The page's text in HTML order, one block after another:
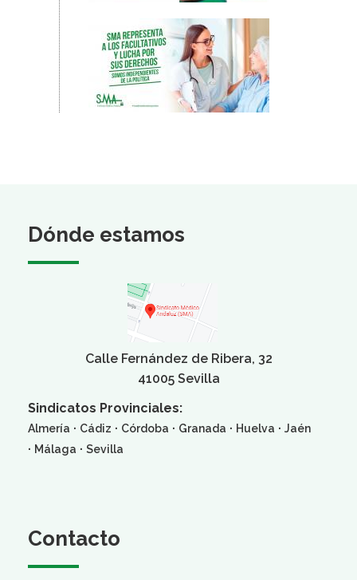
Dónde estamos
Calle Fernández de Ribera, 32
41005 Sevilla
Sindicatos Provinciales:
Almería · Cádiz · Córdoba · Granada · Huelva · Jaén
· Málaga · Sevilla
Contacto